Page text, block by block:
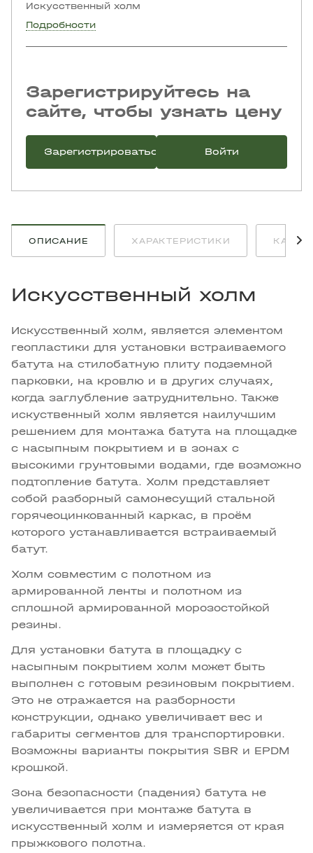
Искусственный холм
Подробности
Зарегистрируйтесь на
сайте, чтобы узнать цену
Зарегистрироваться Войти
ОПИСАНИЕ ХАРАКТЕРИСТИКИ КАК
Искусственный холм
Искусственный холм, является элементом
геопластики для установки встраиваемого
батута на стилобатную плиту подземной
парковки, на кровлю и в других случаях,
когда заглубление затруднительно. Также
искуственный холм является наилучшим
решением для монтажа батута на площадке
с насыпным покрытием и в зонах с
высокими грунтовыми водами, где возможно
подтопление батута. Холм представляет
собой разборный самонесущий стальной
горячеоцинкованный каркас, в проём
которого устанавливается встраиваемый
батут.
Холм совместим с полотном из
армированной ленты и полотном из
сплошной армированной морозостойкой
резины.
Для установки батута в площадку с
насыпным покрытием холм может быть
выполнен с готовым резиновым покрытием.
Это не отражается на разборности
конструкции, однако увеличивает вес и
габариты сегментов для транспортировки.
Возможны варианты покрытия SBR и EPDM
крошкой.
Зона безопасности (падения) батута не
увеличивается при монтаже батута в
искусственный холм и измеряется от края
прыжкового полотна.